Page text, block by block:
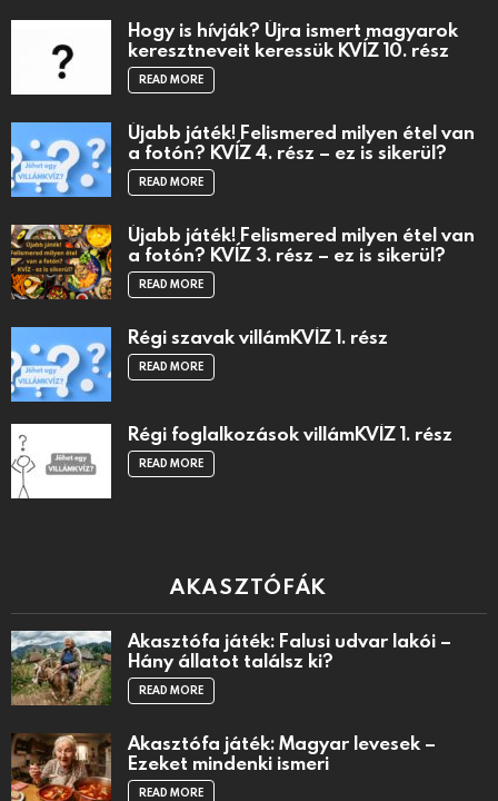
Hogy is hívják? Újra ismert magyarok
keresztneveit keressük KVÍZ 10. rész
READ MORE
Újabb játék! Felismered milyen étel van
a fotón? KVÍZ 4. rész – ez is sikerül?
READ MORE
Újabb játék! Felismered milyen étel van
a fotón? KVÍZ 3. rész – ez is sikerül?
READ MORE
Régi szavak villámKVÍZ 1. rész
READ MORE
Régi foglalkozások villámKVÍZ 1. rész
READ MORE
AKASZTÓFÁK
Akasztófa játék: Falusi udvar lakói –
Hány állatot találsz ki?
READ MORE
Akasztófa játék: Magyar levesek –
Ezeket mindenki ismeri
READ MORE